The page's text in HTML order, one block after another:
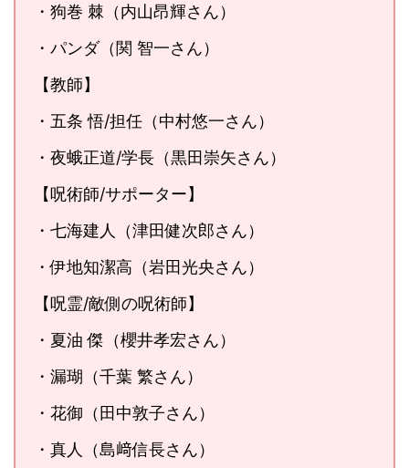
・狗巻 棘（内山昂輝さん）
・パンダ（関 智一さん）
【教師】
・五条 悟/担任（中村悠一さん）
・夜蛾正道/学長（黒田崇矢さん）
【呪術師/サポーター】
・七海建人（津田健次郎さん）
・伊地知潔高（岩田光央さん）
【呪霊/敵側の呪術師】
・夏油 傑（櫻井孝宏さん）
・漏瑚（千葉 繁さん）
・花御（田中敦子さん）
・真人（島﨑信長さん）